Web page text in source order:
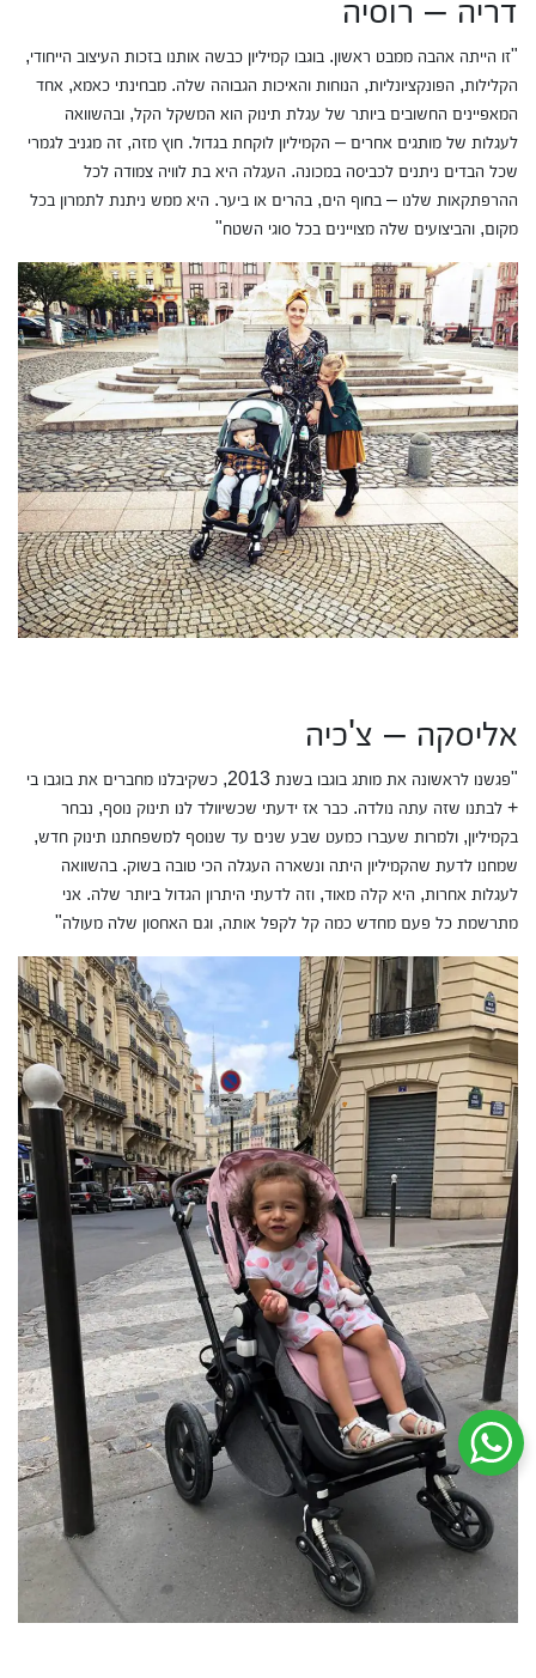
דריה – רוסיה
"זו הייתה אהבה ממבט ראשון. בוגבו קמיליון כבשה אותנו בזכות העיצוב הייחודי,
הקלילות, הפונקציונליות, הנוחות והאיכות הגבוהה שלה. מבחינתי כאמא, אחד
המאפיינים החשובים ביותר של עגלת תינוק הוא המשקל הקל, ובהשוואה
לעגלות של מותגים אחרים – הקמיליון לוקחת בגדול. חוץ מזה, זה מגניב לגמרי
שכל הבדים ניתנים לכביסה במכונה. העגלה היא בת לוויה צמודה לכל
ההרפתקאות שלנו – בחוף הים, בהרים או ביער. היא ממש ניתנת לתמרון בכל
מקום, והביצועים שלה מצויינים בכל סוגי השטח"
אליסקה – צ'כיה
"פגשנו לראשונה את מותג בוגבו בשנת 2013, כשקיבלנו מחברים את בוגבו בי
+ לבתנו שזה עתה נולדה. כבר אז ידעתי שכשיוולד לנו תינוק נוסף, נבחר
בקמיליון, ולמרות שעברו כמעט שבע שנים עד שנוסף למשפחתנו תינוק חדש,
שמחנו לדעת שהקמיליון היתה ונשארה העגלה הכי טובה בשוק. בהשוואה
לעגלות אחרות, היא קלה מאוד, וזה לדעתי היתרון הגדול ביותר שלה. אני
מתרשמת כל פעם מחדש כמה קל לקפל אותה, וגם האחסון שלה מעולה"
שיחת ווטסאפ עם שירות הלקוחות